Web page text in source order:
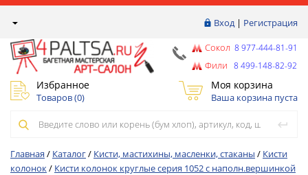
Вход| Регистрация
Сокол 8 977-444-81-91
Фили 8 499-148-82-92
Избранное
Товаров (0)
Моя корзина
Ваша корзина пуста
Главная / Каталог/ Кисти, мастихины, масленки, стаканы / Кисти
колонок/ Кисти колонок круглые серия 1052 с наполн.вершинкой